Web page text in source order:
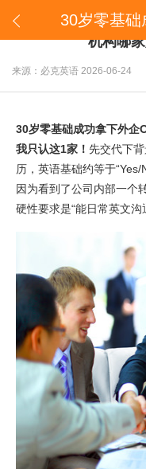
​30岁零基础成功拿
机构哪
来源：必克英语 2026-06-24
30岁零基础成功拿下外企
我只认这1家！ 先交代下
历，英语基础约等于
因为看到了公司内部一个
硬性要求是“能日常英文沟